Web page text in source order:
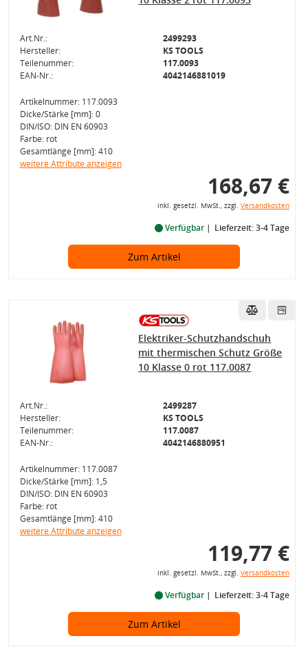
Art.Nr.:
2499293
Hersteller:
KS TOOLS
Teilenummer:
117.0093
EAN-Nr.:
4042146881019
Artikelnummer: 117.0093
Dicke/Stärke [mm]: 0
DIN/ISO: DIN EN 60903
Farbe: rot
Gesamtlänge [mm]: 410
weitere Attribute anzeigen
168,67 €
inkl. gesetzl. MwSt., zzgl. Versandkosten
Verfügbar Lieferzeit: 3-4 Tage
Zum Artikel
Elektriker-Schutzhandschuh
mit thermischen Schutz Größe
10 Klasse 0 rot 117.0087
Art.Nr.:
2499287
Hersteller:
KS TOOLS
Teilenummer:
117.0087
EAN-Nr.:
4042146880951
Artikelnummer: 117.0087
Dicke/Stärke [mm]: 1,5
DIN/ISO: DIN EN 60903
Farbe: rot
Gesamtlänge [mm]: 410
weitere Attribute anzeigen
119,77 €
inkl. gesetzl. MwSt., zzgl. Versandkosten
Verfügbar Lieferzeit: 3-4 Tage
Zum Artikel